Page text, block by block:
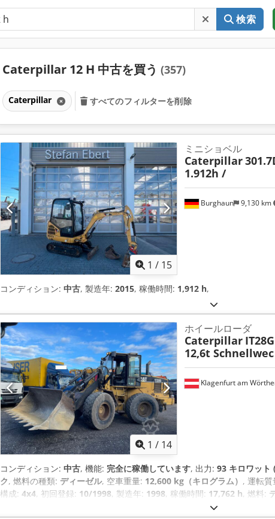
検索
Caterpillar 12 H 中古を買う (357)
Caterpillar すべてのフィルターを削除
1 / 15
Burghaun 9,130 km
ミニショベル
Caterpillar
1.912h /
コンディション: 中古, 製造年: 2015, 稼働時間: 1,912 h,
1 / 14
Klagenfurt am
ホイールローダ
Caterpillar
12,6t Schnellwec
コンディション: 中古, 機能: 完全に稼働しています, 出力: 93 キロワット
ク, 燃料の種類: ディーゼル, 空車重量: 12,600 kg（キログラム） , 運転質
構成: 4x4, 初回登録: 10/1998, 製造年: 1998, 稼働時間: 17,762 h, 燃料: